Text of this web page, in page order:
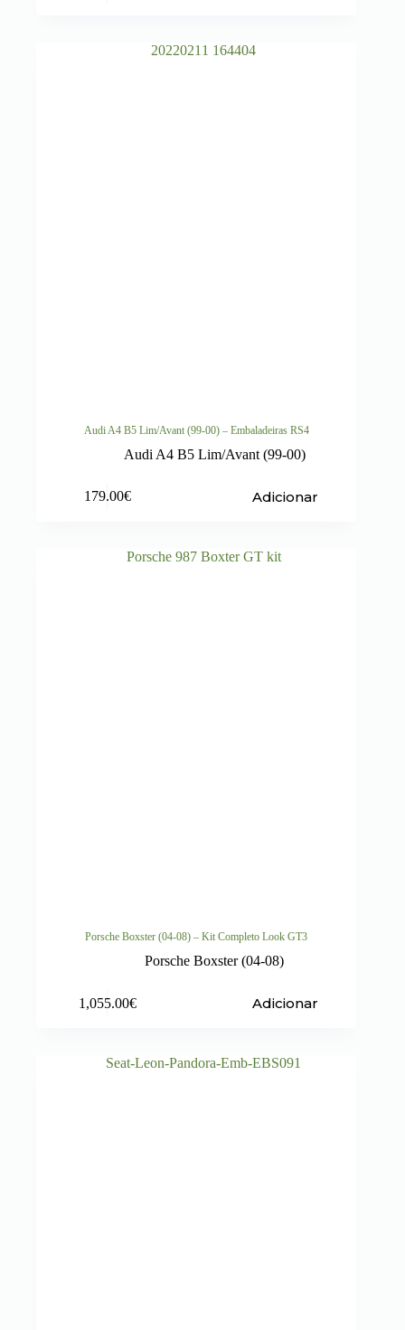
Audi A4 B5 Lim/Avant (99-00) – Embaladeiras RS4
Audi A4 B5 Lim/Avant (99-00)
179.00€ Adicionar
Porsche Boxster (04-08) – Kit Completo Look GT3
Porsche Boxster (04-08)
1,055.00€ Adicionar